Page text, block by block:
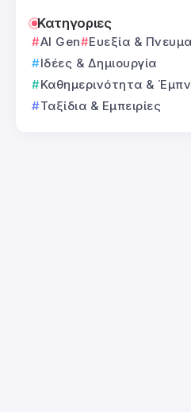
Κατηγοριες
AI Gen
Ευεξία &
Ιδέες & Δημιουργία
Καθημερινότητα &
Ταξίδια & Εμπειρίες